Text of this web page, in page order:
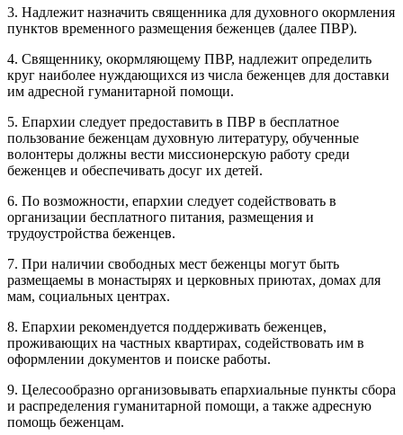
3. Надлежит назначить священника для духовного окормления
пунктов временного размещения беженцев (далее ПВР).
4. Священнику, окормляющему ПВР, надлежит определить
круг наиболее нуждающихся из числа беженцев для доставки
им адресной гуманитарной помощи.
5. Епархии следует предоставить в ПВР в бесплатное
пользование беженцам духовную литературу, обученные
волонтеры должны вести миссионерскую работу среди
беженцев и обеспечивать досуг их детей.
6. По возможности, епархии следует содействовать в
организации бесплатного питания, размещения и
трудоустройства беженцев.
7. При наличии свободных мест беженцы могут быть
размещаемы в монастырях и церковных приютах, домах для
мам, социальных центрах.
8. Епархии рекомендуется поддерживать беженцев,
проживающих на частных квартирах, содействовать им в
оформлении документов и поиске работы.
9. Целесообразно организовывать епархиальные пункты сбора
и распределения гуманитарной помощи, а также адресную
помощь беженцам.